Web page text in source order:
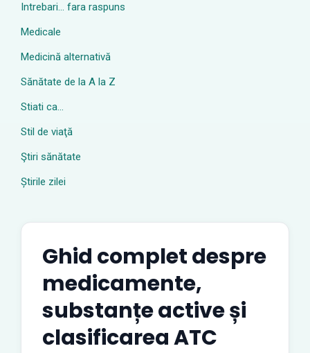
Intrebari… fara raspuns
Medicale
Medicină alternativă
Sănătate de la A la Z
Stiati ca…
Stil de viaţă
Ştiri sănătate
Știrile zilei
Ghid complet despre
medicamente,
substanțe active și
clasificarea ATC